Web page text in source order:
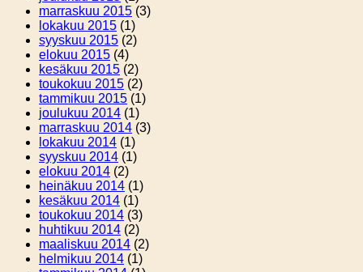
marraskuu 2015 (3)
lokakuu 2015 (1)
syyskuu 2015 (2)
elokuu 2015 (4)
kesäkuu 2015 (2)
toukokuu 2015 (2)
tammikuu 2015 (1)
joulukuu 2014 (1)
marraskuu 2014 (3)
lokakuu 2014 (1)
syyskuu 2014 (1)
elokuu 2014 (2)
heinäkuu 2014 (1)
kesäkuu 2014 (1)
toukokuu 2014 (3)
huhtikuu 2014 (2)
maaliskuu 2014 (2)
helmikuu 2014 (1)